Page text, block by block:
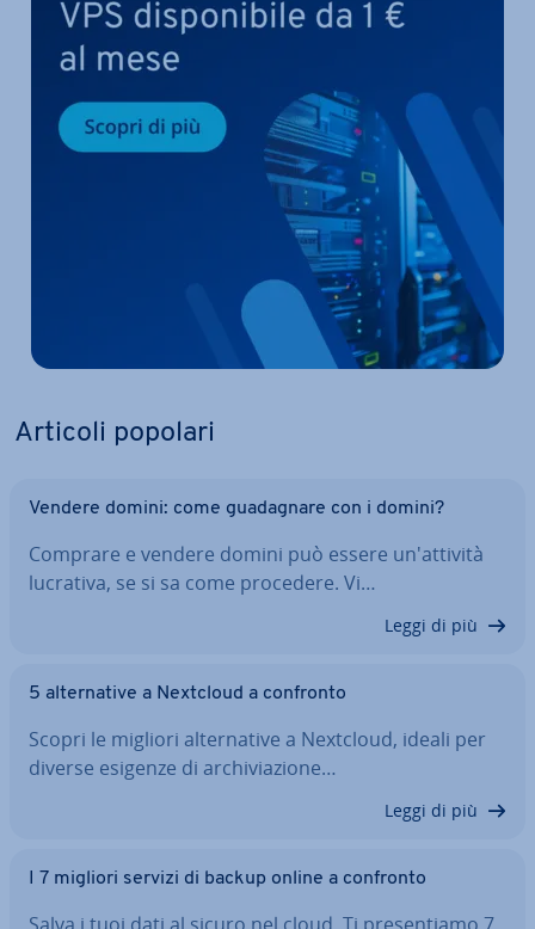
Articoli popolari
Vendere domini: come gua­da­gna­re con i domini?
Comprare e vendere domini può essere un'at­ti­vi­tà
lucrativa, se si sa come procedere. Vi…
Leggi di più
5 al­ter­na­ti­ve a Nextcloud a confronto
Scopri le migliori al­ter­na­ti­ve a Nextcloud, ideali per
diverse esigenze di ar­chi­via­zio­ne…
Leggi di più
I 7 migliori servizi di backup online a confronto